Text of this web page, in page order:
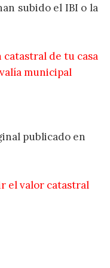
subido el IBI o la
de tu casa
municipal
publicado en
el valor catastral